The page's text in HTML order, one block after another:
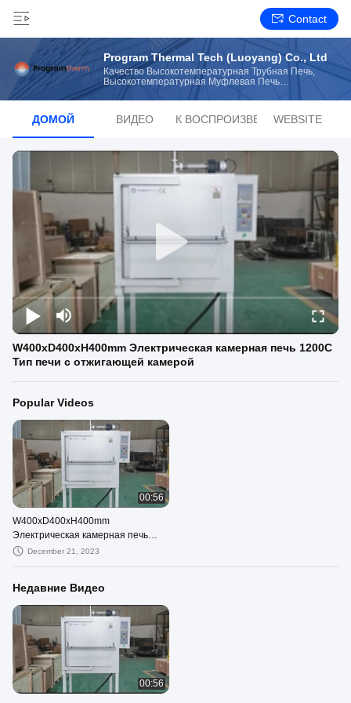
Contact
Program Thermal Tech (Luoyang) Co., Ltd
Качество Высокотемпературная Трубная Печь,
Высокотемпературная Муфлевая Печь
Изготовитель От Китая
ДОМОЙ ВИДЕОСПИСОК ВОСПРОИЗВЕДЕНИЙWEBSITE
W400xD400xH400mm Электрическая камерная печь 1200C
Тип печи с отжигающей камерой
Popular Videos
00:56
W400xD400xH400mm
Электрическая камерная печь
1200C Тип печи с отжигающей
December 21, 2023
Недавние Видео
00:56